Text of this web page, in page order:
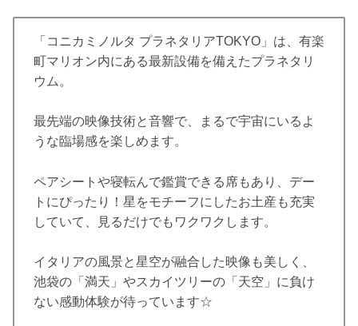
「コニカミノルタ プラネタリアTOKYO」は、有楽
町マリオン内にある最新設備を備えたプラネタリ
ウム。
最先端の映像技術と音響で、まるで宇宙にいるよ
うな臨場感を楽しめます。
ペアシートや寝転んで鑑賞できる席もあり、デー
トにぴったり！星をモチーフにしたお土産も充実
していて、見るだけでもワクワクします。
イタリアの風景と星空が融合した映像も美しく、
池袋の「満天」やスカイツリーの「天空」に負け
ない感動体験が待っています☆